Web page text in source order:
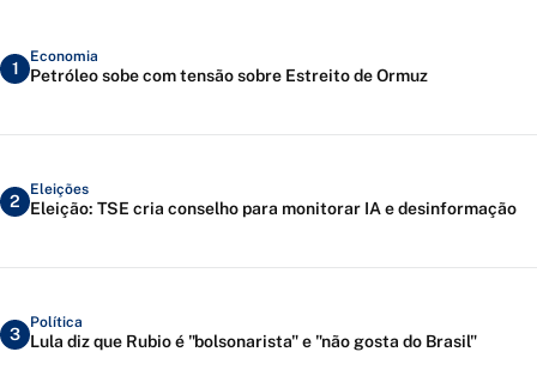
1
Economia
Petróleo sobe com tensão sobre Estreito de Ormuz
2
Eleições
Eleição: TSE cria conselho para monitorar IA e desinformação
3
Política
Lula diz que Rubio é "bolsonarista" e "não gosta do Brasil"